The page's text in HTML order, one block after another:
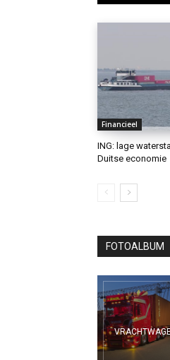
Financieel
ING: lage
Duitse economie
FOTOALBUM